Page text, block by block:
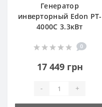
Генератор
инверторный Edon PT-
4000C 3.3кВт
0
17 449 грн
- +